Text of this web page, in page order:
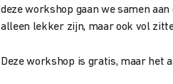
deze workshop gaan we samen
alleen lekker zijn, maar ook vol
Deze workshop is gratis, maar het